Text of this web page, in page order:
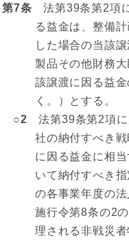
第7条 法第39条第2項
る益金は、整備
した場合の当該
製品その他財務
該譲渡に因る益
く。）とする。
○2 法第39条第2項に
社の納付すべき
に因る益金に相
いて納付すべき
の各事業年度の
施行令第8条の2
理される非戦災